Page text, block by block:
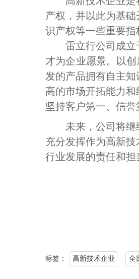
产权 ，并以此为基
识产权等一些重要
雷立行公司成立
才为企业愿景。以创
发的产品拥有自主
高的市场开拓能力和
坚持客户第一、信
未来，公司将
充分发挥作为高新
行业发展的责任和担
标签： 高新技术企业 全